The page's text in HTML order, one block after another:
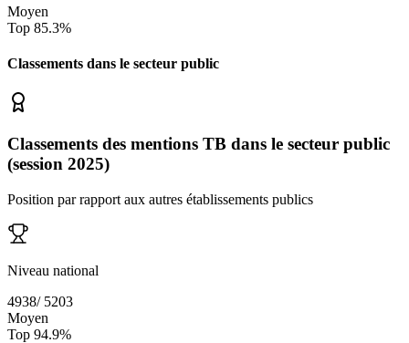
Moyen
Top 85.3%
Classements dans le secteur public
Classements des mentions TB dans le secteur public
(session 2025)
Position par rapport aux autres établissements publics
Niveau national
4938/ 5203
Moyen
Top 94.9%